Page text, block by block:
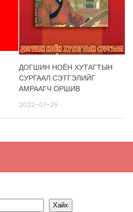
ДОГШИН НОЁН ХУТАГТЫН
СУРГААЛ СЭТГЭЛИЙГ
АМРААГЧ ОРШИВ
2022-07-25
Хайх